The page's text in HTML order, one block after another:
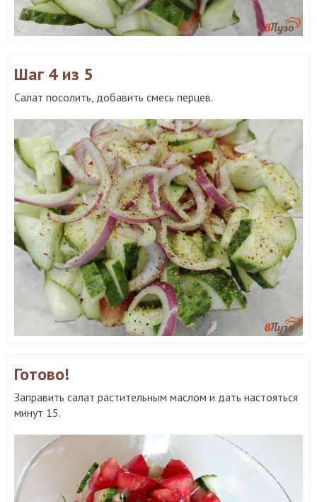
Шаг 4 из 5
Салат посолить, добавить смесь перцев.
Готово!
Заправить салат растительным маслом и дать настояться
минут 15.